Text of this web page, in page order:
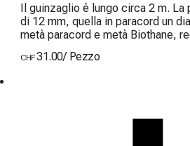
Il guinzaglio è lungo circa 2 m. La
di 12 mm, quella in paracord un
metà paracord e metà Biothane,
CHF31.00/ Pezzo